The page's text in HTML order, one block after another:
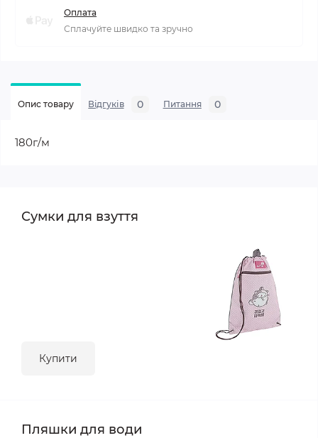
Оплата
Сплачуйте швидко та зручно
Опис товару Відгуків 0 Питання 0
180г/м
Сумки для взуття
Купити
Пляшки для води